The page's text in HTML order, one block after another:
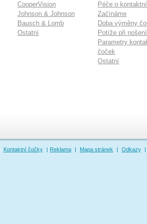
CooperVision
Johnson & Johnson
Bausch & Lomb
Ostatní
Péče o
Začínáme
Doba výměny
Potíže při
Parametry
čoček
Ostatní
Kontaktní čočky | Reklama | Mapa stránek | Odkazy |